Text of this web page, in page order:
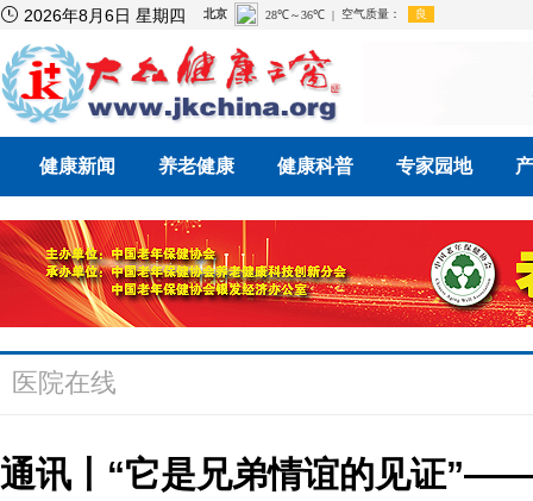
 2026年8月6日 星期四
健康新闻 养老健康 健康科普 专家园地
医院在线
通讯丨“它是兄弟情谊的见证